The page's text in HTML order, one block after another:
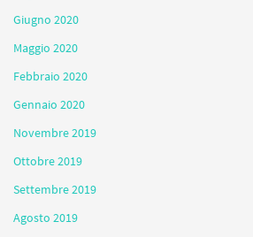
Giugno 2020
Maggio 2020
Febbraio 2020
Gennaio 2020
Novembre 2019
Ottobre 2019
Settembre 2019
Agosto 2019